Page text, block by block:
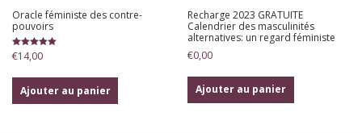
Oracle féministe des contre-
pouvoirs
Note
5.00
€14,00
Ajouter au panier
Recharge 2023 GRATUITE
Calendrier des masculinités
alternatives: un regard féministe
€0,00
Ajouter au panier